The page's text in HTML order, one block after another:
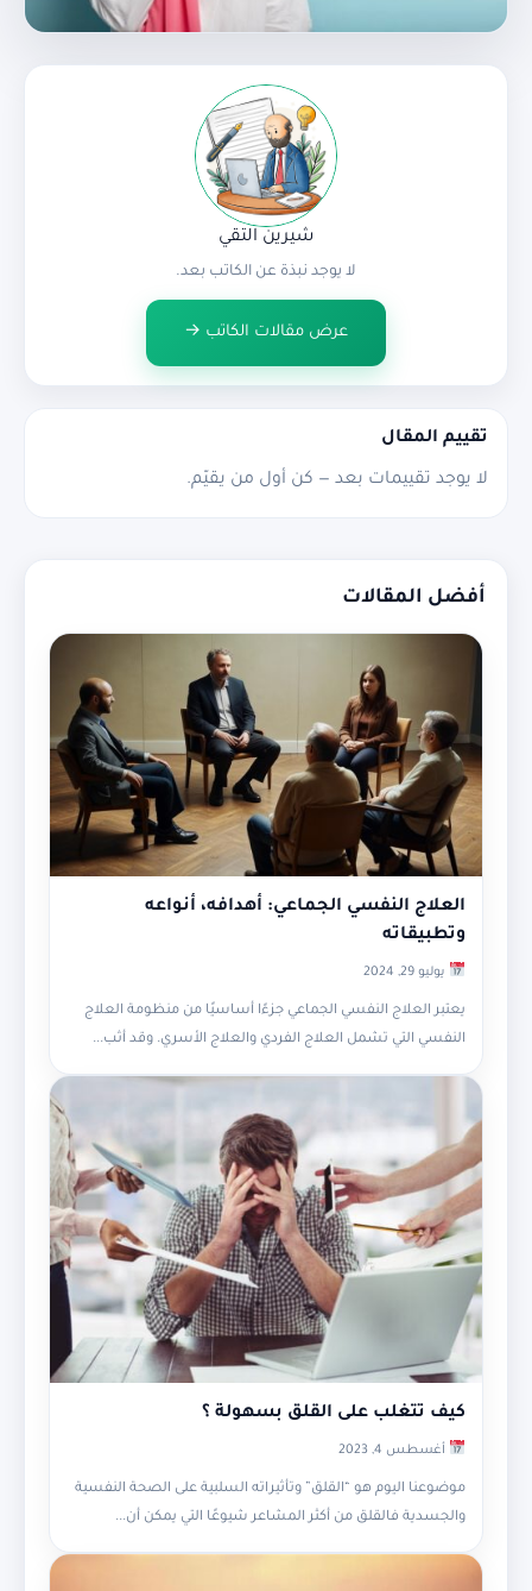
شيرين التقي
لا يوجد نبذة عن الكاتب بعد.
عرض مقالات الكاتب →
تقييم المقال
لا يوجد تقييمات بعد — كن أول من يقيّم.
أفضل المقالات
العلاج النفسي الجماعي: أهدافه، أنواعه
وتطبيقاته
يوليو 29, 2024
يعتبر العلاج النفسي الجماعي جزءًا أساسيًا من منظومة العلاج
النفسي التي تشمل العلاج الفردي والعلاج الأسري. وقد أثب...
كيف تتغلب على القلق بسهولة ؟
أغسطس 4, 2023
موضوعنا اليوم هو “القلق” وتأثيراته السلبية على الصحة النفسية
والجسدية فالقلق من أكثر المشاعر شيوعًا التي يمكن أن...